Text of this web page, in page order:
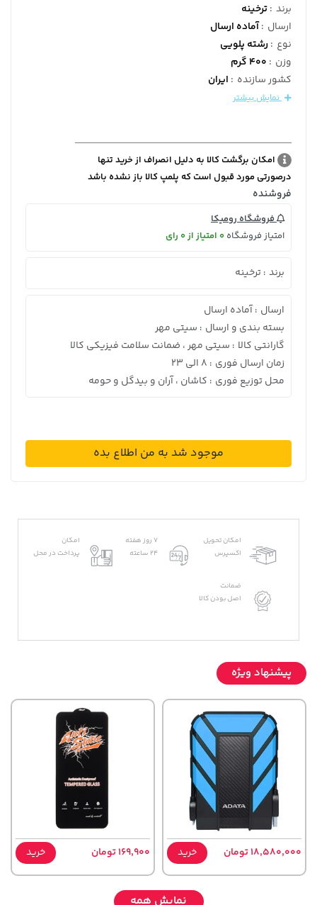
برند :ترخینه
ارسال :آماده ارسال
نوع :رشته پلویی
وزن : 400 گرم
کشور سازنده : ایران
نمایش بیشتر
امکان برگشت کالا به دلیل انصراف از خرید تنها
درصورتی مورد قبول است که پلمپ کالا باز نشده باشد
فروشنده
فروشگاه رومیکا
امتیاز فروشگاه 0 امتیاز از 0 رای
برند : ترخینه
ارسال : آماده ارسال
بسته بندی و ارسال : سیتی مهر
گارانتی کالا : سیتی مهر ، ضمانت سلامت فیزیکی کالا
زمان ارسال فوری : 8 الی 23
محل توزیع فوری : کاشان ، آران و بیدگل و حومه
موجود شد به من اطلاع بده
امکان تحویل
اکسپرس
7 روز هفته
24 ساعته
امکان
پرداخت در محل
ضمانت
اصل بودن کالا
پیشنهاد ویژه
18,580,000 تومان خرید 169,900 تومان خرید
نمایش همه